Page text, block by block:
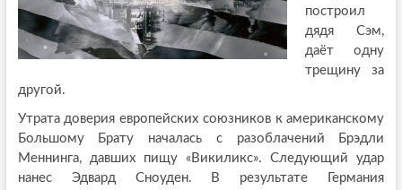
построил
дядя Сэм,
даёт одну
трещину за
другой.
Утрата доверия европейских союзников к американскому
Большому Брату началась с разоблачений Брэдли
Меннинга, давших пищу «Викиликс». Следующий удар
нанес Эдвард Сноуден. В результате Германия